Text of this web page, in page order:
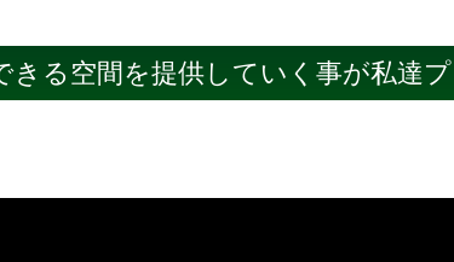
きる空間を提供していく事が私達